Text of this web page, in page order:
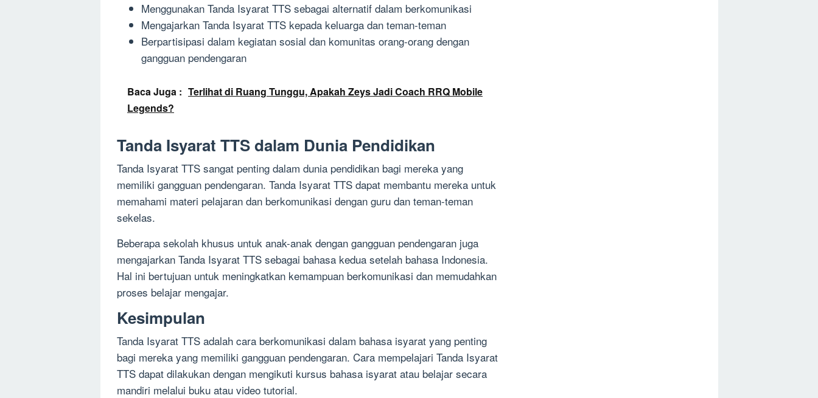
Menggunakan Tanda Isyarat TTS sebagai alternatif dalam berkomunikasi
Mengajarkan Tanda Isyarat TTS kepada keluarga dan teman-teman
Berpartisipasi dalam kegiatan sosial dan komunitas orang-orang dengan
gangguan pendengaran
Baca Juga : Terlihat di Ruang Tunggu, Apakah Zeys Jadi Coach RRQ Mobile
Legends?
Tanda Isyarat TTS dalam Dunia Pendidikan
Tanda Isyarat TTS sangat penting dalam dunia pendidikan bagi mereka yang
memiliki gangguan pendengaran. Tanda Isyarat TTS dapat membantu mereka untuk
memahami materi pelajaran dan berkomunikasi dengan guru dan teman-teman
sekelas.
Beberapa sekolah khusus untuk anak-anak dengan gangguan pendengaran juga
mengajarkan Tanda Isyarat TTS sebagai bahasa kedua setelah bahasa Indonesia.
Hal ini bertujuan untuk meningkatkan kemampuan berkomunikasi dan memudahkan
proses belajar mengajar.
Kesimpulan
Tanda Isyarat TTS adalah cara berkomunikasi dalam bahasa isyarat yang penting
bagi mereka yang memiliki gangguan pendengaran. Cara mempelajari Tanda Isyarat
TTS dapat dilakukan dengan mengikuti kursus bahasa isyarat atau belajar secara
mandiri melalui buku atau video tutorial.